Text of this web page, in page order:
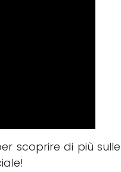
scoprire di più sulle